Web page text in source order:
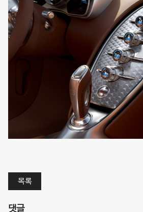
목록
댓글